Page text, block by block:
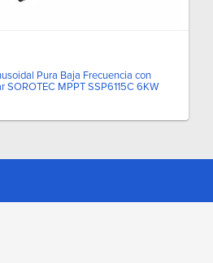
Pura Baja Frecuencia con
MPPT SSP6115C 6KW